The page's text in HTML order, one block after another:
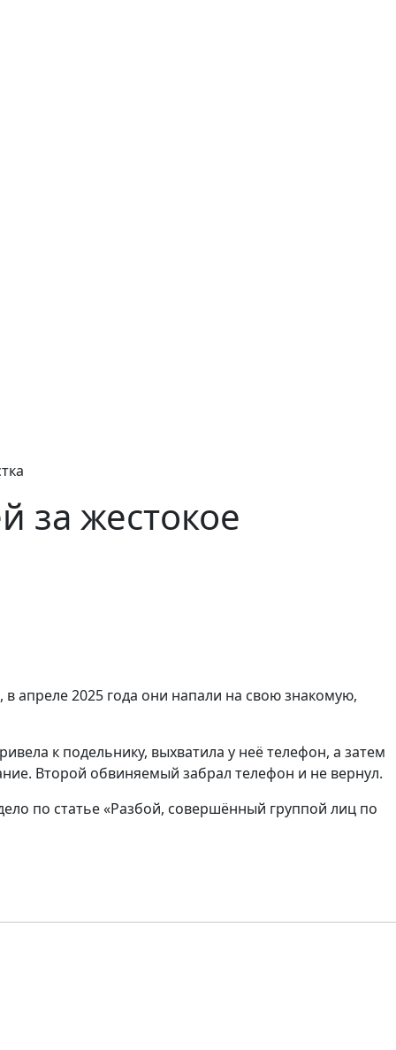
за жестокое
апреле 2025 года они напали на свою знакомую,
к подельнику, выхватила у неё телефон, а затем
Второй обвиняемый забрал телефон и не вернул.
по статье «Разбой, совершённый группой лиц по